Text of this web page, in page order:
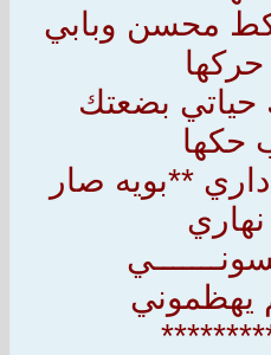
محسن وبابي
حركها
بضعتك
حكها
**بويه صار
يهظموني